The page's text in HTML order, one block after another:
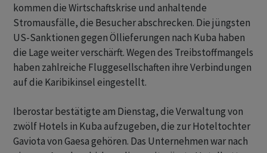
kommen die Wirtschaftskrise und anhaltende
Stromausfälle, die Besucher abschrecken. Die jüngsten
US-Sanktionen gegen Öllieferungen nach Kuba haben
die Lage weiter verschärft. Wegen des Treibstoffmangels
haben zahlreiche Fluggesellschaften ihre Verbindungen
auf die Karibikinsel eingestellt.
Iberostar bestätigte am Dienstag, die Verwaltung von
zwölf Hotels in Kuba aufzugeben, die zur Hoteltochter
Gaviota von Gaesa gehören. Das Unternehmen war nach